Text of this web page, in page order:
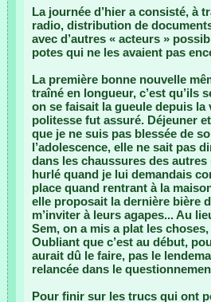
La journée d’hier a consisté, à
radio, distribution de
avec d’autres « acteurs »
potes qui ne les avaient pas
La première bonne nouvelle
traîné en longueur, c’est qu’ils
on se faisait la gueule depuis
politesse fut assuré. Déjeuner
que je ne suis pas blessée de
l’adolescence, elle ne sait pas
dans les chaussures des
hurlé quand je lui demandais
place quand rentrant à la
elle proposait la dernière bière
m’inviter à leurs agapes... Au
Sem, on a mis a plat les
Oubliant que c’est au début,
aurait dû le faire, pas le
relancée dans le
Pour finir sur les trucs qui ont